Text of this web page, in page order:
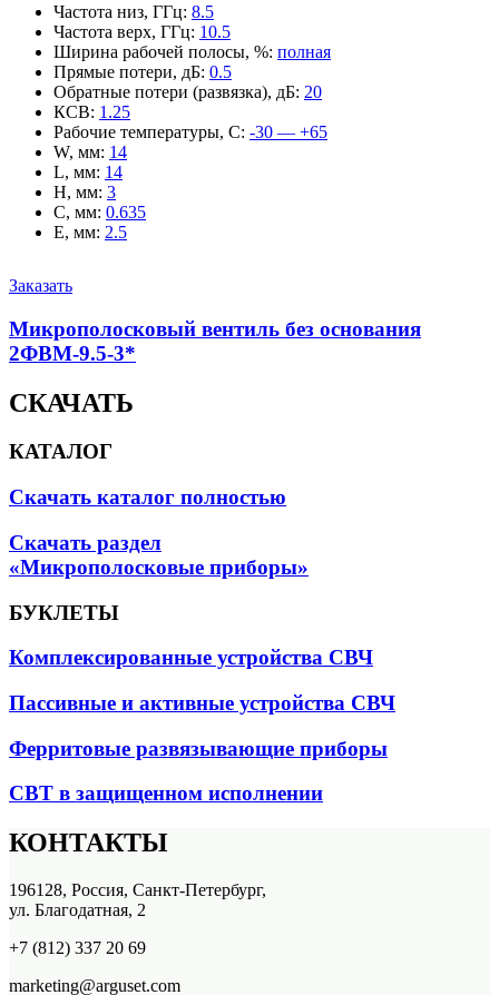
Частота низ, ГГц: 8.5
Частота верх, ГГц: 10.5
Ширина рабочей полосы, %: полная
Прямые потери, дБ: 0.5
Обратные потери (развязка), дБ: 20
КСВ: 1.25
Рабочие температуры, С: -30 — +65
W, мм: 14
L, мм: 14
H, мм: 3
C, мм: 0.635
E, мм: 2.5
Заказать
Микрополосковый вентиль без основания
2ФВМ-9.5-3*
СКАЧАТЬ
КАТАЛОГ
Скачать каталог полностью
Скачать раздел
«Микрополосковые приборы»
БУКЛЕТЫ
Комплексированные устройства СВЧ
Пассивные и активные устройства СВЧ
Ферритовые развязывающие приборы
СВТ в защищенном исполнении
КОНТАКТЫ
196128, Россия, Санкт-Петербург,
ул. Благодатная, 2
+7 (812) 337 20 69
marketing@arguset.com